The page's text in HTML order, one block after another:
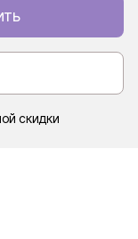
скидки